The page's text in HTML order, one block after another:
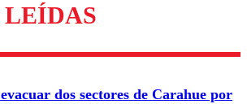
son moderados para garantizar un
diálogo respetuoso.
dos sectores de Carahue por